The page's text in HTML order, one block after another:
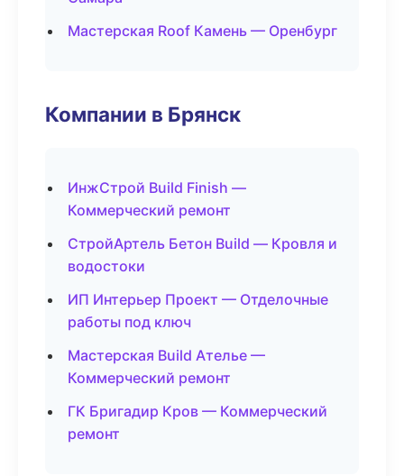
Мастерская Roof Камень — Оренбург
Компании в Брянск
ИнжСтрой Build Finish —
Коммерческий ремонт
СтройАртель Бетон Build — Кровля и
водостоки
ИП Интерьер Проект — Отделочные
работы под ключ
Мастерская Build Ателье —
Коммерческий ремонт
ГК Бригадир Кров — Коммерческий
ремонт